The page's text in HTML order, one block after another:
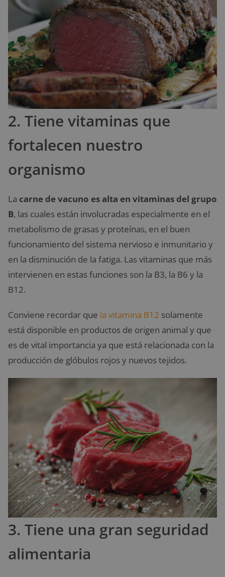
2. Tiene vitaminas que
fortalecen nuestro
organismo
La carne de vacuno es alta en vitaminas del grupo
B, las cuales están involucradas especialmente en el
metabolismo de grasas y proteínas, en el buen
funcionamiento del sistema nervioso e inmunitario y
en la disminución de la fatiga. Las vitaminas que más
intervienen en estas funciones son la B3, la B6 y la
B12.
Conviene recordar que la vitamina B12 solamente
está disponible en productos de origen animal y que
es de vital importancia ya que está relacionada con la
producción de glóbulos rojos y nuevos tejidos.
3. Tiene una gran seguridad
alimentaria